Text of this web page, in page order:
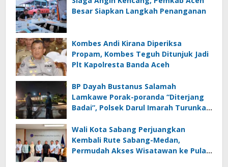
Besar Siapkan Langkah Penanganan
Kombes Andi Kirana Diperiksa
Propam, Kombes Teguh Ditunjuk Jadi
Plt Kapolresta Banda Aceh
BP Dayah Bustanus Salamah
Lamkawe Porak-poranda “Diterjang
Badai”, Polsek Darul Imarah Turunkan
Wali Kota Sabang Perjuangkan
Kembali Rute Sabang-Medan,
Permudah Akses Wisatawan ke Pulau